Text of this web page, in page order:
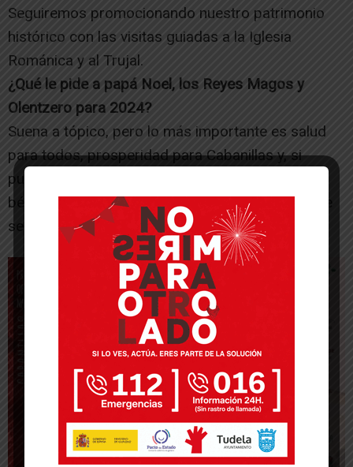
Seguiremos promocionando nuestro patrimonio
histórico con las visitas guiadas a la Iglesia
Románica y al Trujal.
¿Qué le pide a papá Noel, los Reyes Magos y
Olentzero para 2024?
Suena a tópico, pero lo más importante es salud
para todos, prosperidad para Cabanillas y, si
pudiera ser, Paz para que acaben los conflictos
bélicos y sociales que han marcado este año que
se acaba.